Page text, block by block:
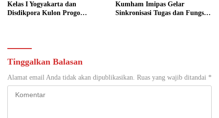
Kelas I Yogyakarta dan
Disdikpora Kulon Progo
Kumham Imipas Gelar
Sinkronisasi Tugas dan Fungsi
Tinggalkan Balasan
Alamat email Anda tidak akan dipublikasikan. Ruas yang wajib ditandai *